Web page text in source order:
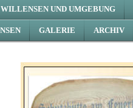
WILLENSEN UND UMGEBUNG
GALERIE ARCHIV